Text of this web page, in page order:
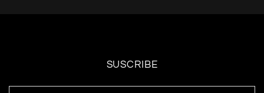
SUSCRIBE